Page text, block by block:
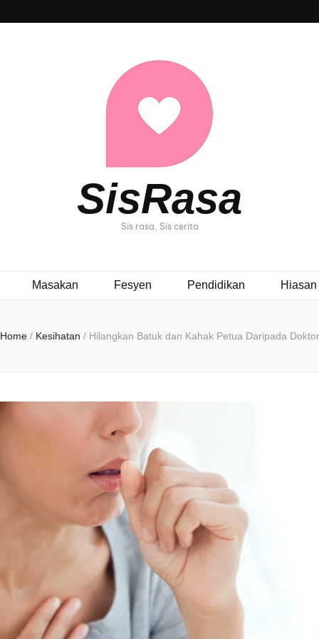
SisRasa
Sis rasa, Sis cerita
Masakan Fesyen Pendidikan
Home / Kesihatan / Hilangkan Batuk dan Kahak Petua Daripada Doktor